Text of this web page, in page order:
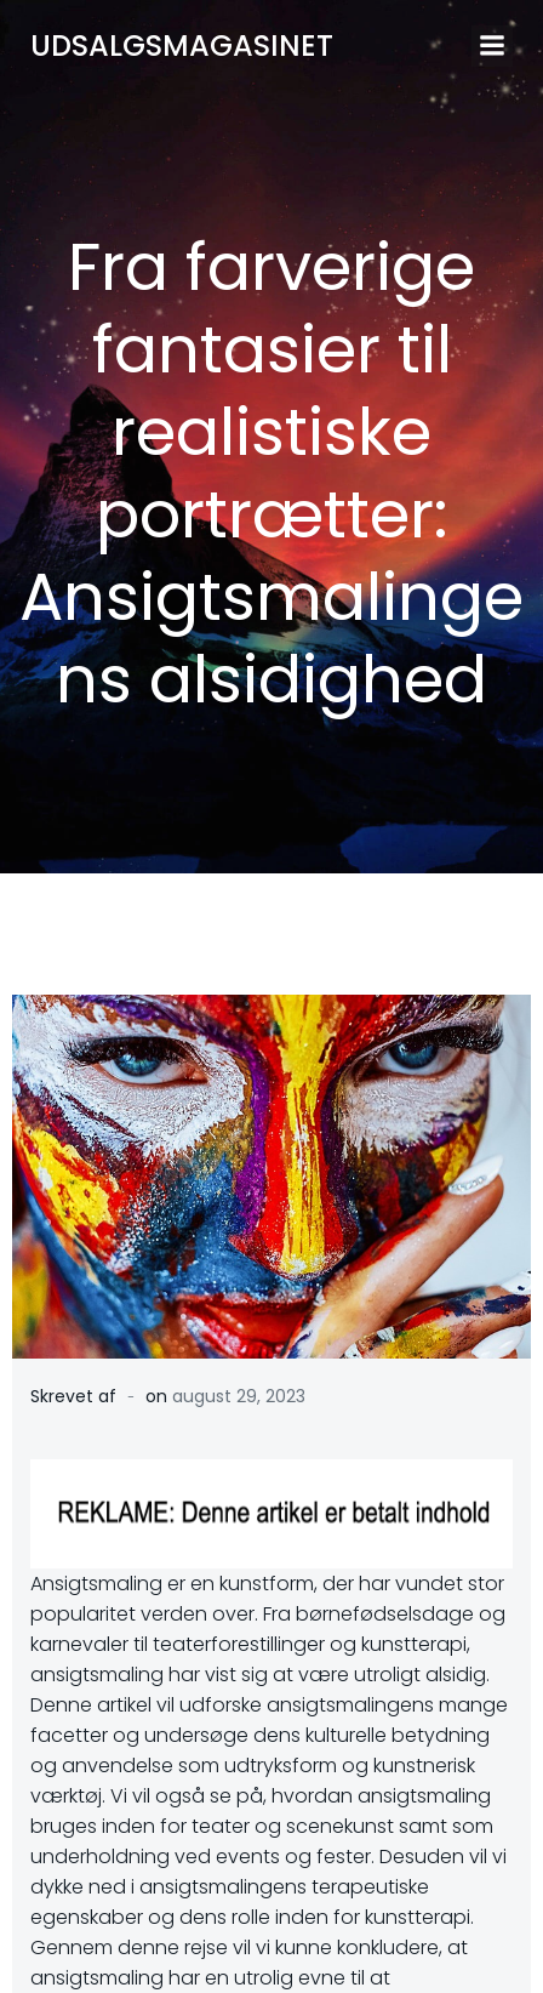
til
UDSALGSMAGASINET
Fra farverige
fantasier til
realistiske
portrætter:
Ansigtsmalinge
ns alsidighed
Skrevet af - on august 29, 2023
Ansigtsmaling er en kunstform, der har vundet stor
popularitet verden over. Fra børnefødselsdage og
karnevaler til teaterforestillinger og kunstterapi,
ansigtsmaling har vist sig at være utroligt alsidig.
Denne artikel vil udforske ansigtsmalingens mange
facetter og undersøge dens kulturelle betydning
og anvendelse som udtryksform og kunstnerisk
værktøj. Vi vil også se på, hvordan ansigtsmaling
bruges inden for teater og scenekunst samt som
underholdning ved events og fester. Desuden vil vi
dykke ned i ansigtsmalingens terapeutiske
egenskaber og dens rolle inden for kunstterapi.
Gennem denne rejse vil vi kunne konkludere, at
ansigtsmaling har en utrolig evne til at